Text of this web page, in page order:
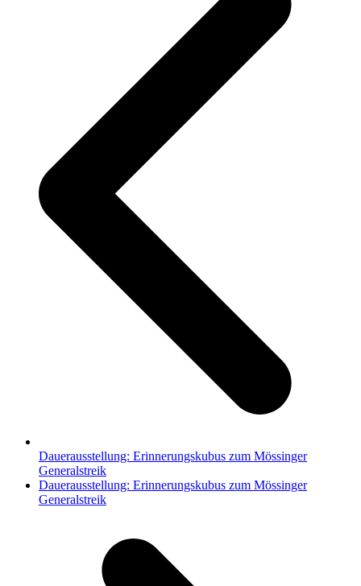
Dauerausstellung: Erinnerungskubus zum Mössinger
Generalstreik
Nächster
Beitrag:
Dauerausstellung: Erinnerungskubus zum Mössinger
Generalstreik